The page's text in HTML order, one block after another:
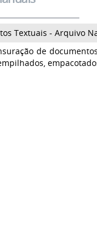
Textuais - Arquivo
de